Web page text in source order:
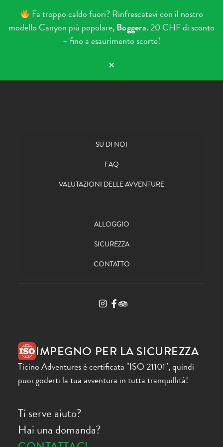
Fa troppo caldo fuori? Rinfrescatevi con il nostro
modello Canyon più popolare,Boggera. 20 CHF di sconto
– fino a esaurimento scorte!
×
SU DI NOI
FAQ
VALUTAZIONI DELLE AVVENTURE
ALLOGGIO
SICUREZZA
CONTATTO
IMPEGNO PER LA SICUREZZA
Ticino Adventures è certificata "ISO 21101", quindi
puoi goderti la tua avventura in tutta tranquillità!
Ti serve aiuto?
Hai una domanda?